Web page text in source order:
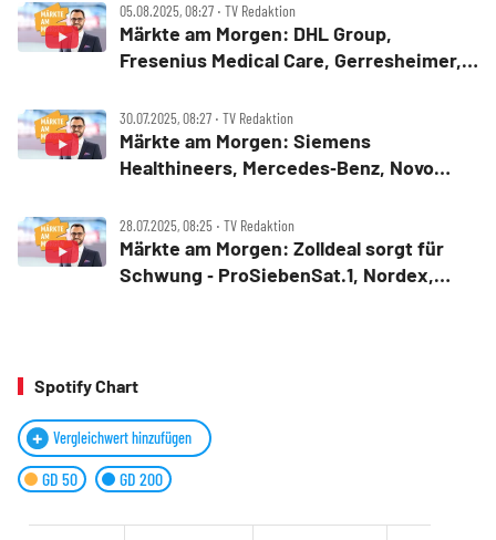
05.08.2025, 08:27 ‧ TV Redaktion
Märkte am Morgen: DHL Group,
Fresenius Medical Care, Gerresheimer,
Spotify
30.07.2025, 08:27 ‧ TV Redaktion
Märkte am Morgen: Siemens
Healthineers, Mercedes‑Benz, Novo
Procter & Gamble
28.07.2025, 08:25 ‧ TV Redaktion
Märkte am Morgen: Zolldeal sorgt für
Schwung ‑ ProSiebenSat.1, Nordex,
Spotify Chart
Vergleichwert hinzufügen
GD 50 GD 200